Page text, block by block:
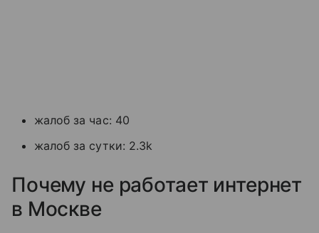
жалоб за час: 40
жалоб за сутки: 2.3k
Почему не работает интернет
в Москве